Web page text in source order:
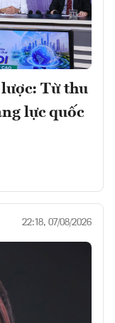
Từ thu
lực quốc
22:18, 07/08/2026